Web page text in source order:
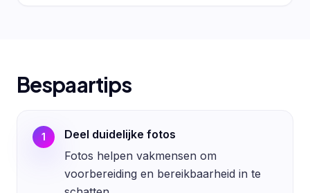
Bespaartips
1
Deel duidelijke fotos
Fotos helpen vakmensen om
voorbereiding en bereikbaarheid in te